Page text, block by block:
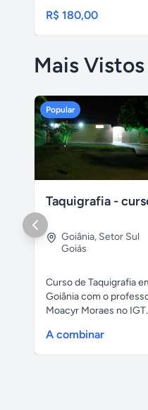
R$ 180,00
Mais
Popular
Goiânia, Setor Sul
Goiás
Curso de Taquigrafia
Goiânia com o
Moacyr Moraes no IGT.
A combinar